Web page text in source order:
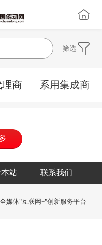
筛选
理商 系用集成商
本站 | 联系我们
媒体"互联网+"创新服务平台